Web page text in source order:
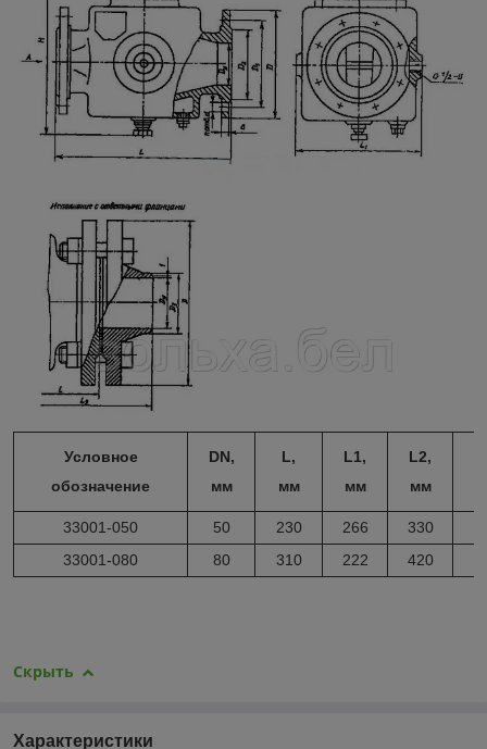
Условное
обозначение
DN,
мм
L,
мм
L1,
мм
L2,
мм
33001-050 50 230 266 330
33001-080
80 310 222 420
Скрыть
Характеристики